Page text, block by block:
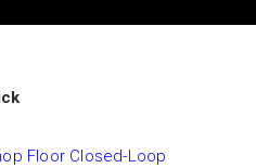
Floor Closed-Loop